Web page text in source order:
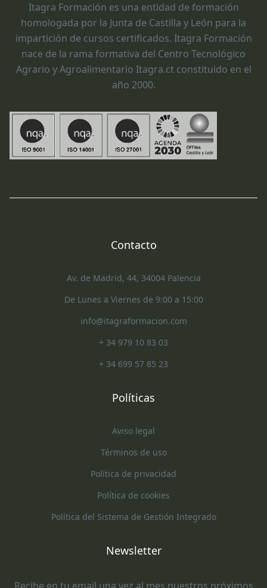
Itagra Formación es una entidad de formación
homologada por la Junta de Castilla y León para la
impartición de cursos certificados. Itagra Formación
nace de la rama formativa del Centro Tecnológico
Agrario y Agroalimentario Itagra.ct constituido en el
año 2000.
Contacto
Av. de Madrid, 44, 34004 Palencia
De Lunes a Viernes de 9:00 a 15:00
info@itagraformacion.com
+ 34 979 10 83 03
+ 34 699 57 85 23
Políticas
Aviso legal
Términos de uso
Política de privacidad
Política de cookies
Política del Sistema de Gestión Integrado
Newsletter